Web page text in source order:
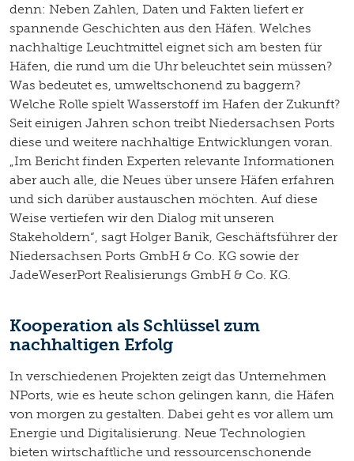
denn: Neben Zahlen, Daten und Fakten liefert er
spannende Geschichten aus den Häfen. Welches
nachhaltige Leuchtmittel eignet sich am besten für
Häfen, die rund um die Uhr beleuchtet sein müssen?
Was bedeutet es, umweltschonend zu baggern?
Welche Rolle spielt Wasserstoff im Hafen der Zukunft?
Seit einigen Jahren schon treibt Niedersachsen Ports
diese und weitere nachhaltige Entwicklungen voran.
„Im Bericht finden Experten relevante Informationen
aber auch alle, die Neues über unsere Häfen erfahren
und sich darüber austauschen möchten. Auf diese
Weise vertiefen wir den Dialog mit unseren
Stakeholdern“, sagt Holger Banik, Geschäftsführer der
Niedersachsen Ports GmbH & Co. KG sowie der
JadeWeserPort Realisierungs GmbH & Co. KG.
Kooperation als Schlüssel zum
nachhaltigen Erfolg
In verschiedenen Projekten zeigt das Unternehmen
NPorts, wie es heute schon gelingen kann, die Häfen
von morgen zu gestalten. Dabei geht es vor allem um
Energie und Digitalisierung. Neue Technologien
bieten wirtschaftliche und ressourcenschonende